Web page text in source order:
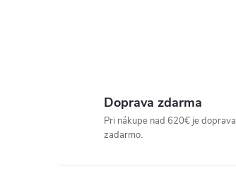
U
Doprava zdarma
Pri nákupe nad 620€ je doprava
zadarmo.